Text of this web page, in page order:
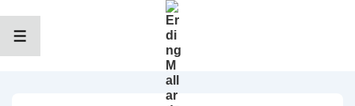
InhaltMENÜ